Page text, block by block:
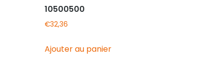
10500500
€32,36
Ajouter au panier